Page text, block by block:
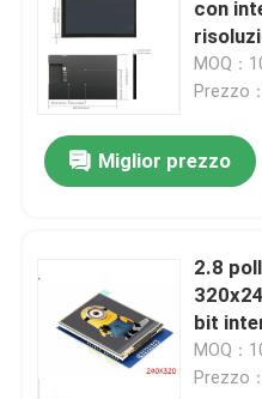
Prodotti
con
MOQ：
Prezzo
Miglior prezzo
2.8
bit
IC
MOQ：
Prezzo